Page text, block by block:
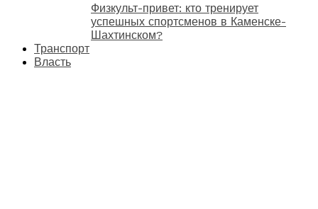
Физкульт-привет: кто тренирует
успешных спортсменов в Каменске-
Шахтинском?
Транспорт
Власть